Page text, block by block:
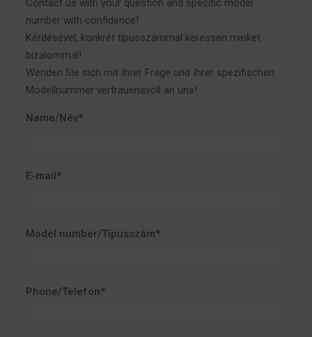
Contact us with your question and specific model
number with confidence!
Kérdésével, konkrét típusszámmal keressen minket
bizalommal!
Wenden Sie sich mit Ihrer Frage und Ihrer spezifischen
Modellnummer vertrauensvoll an uns!
Name/Név*
E-mail*
Model number/Típusszám*
Phone/Telefon*